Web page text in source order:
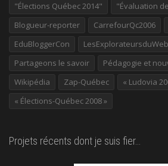
"Élections Québec 2014"
"Évaluation
Blogueur-reporter
CarrefourQc2006
EduBloggerCon
LesExplorateursduWeb
Partageons le savoir
Pédagogie et
Wikipédia
Zap-Québec
« Ludovia
« Élections-Québec 2008 »
Projets récents dont je suis fier…